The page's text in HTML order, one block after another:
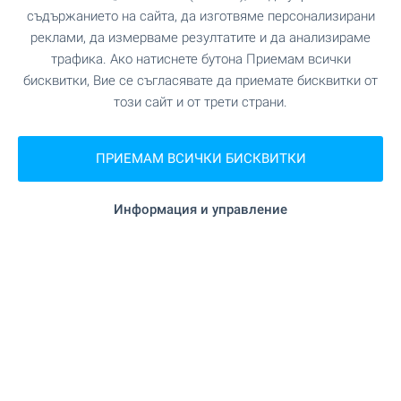
ВИЖТЕ ОЩЕ
съдържанието на сайта, да изготвяме персонализирани
реклами, да измерваме резултатите и да анализираме
трафика. Ако натиснете бутона Приемам всички
бисквитки, Вие се съгласявате да приемате бисквитки от
този сайт и от трети страни.
ПРИЕМАМ ВСИЧКИ БИСКВИТКИ
Информация и управление